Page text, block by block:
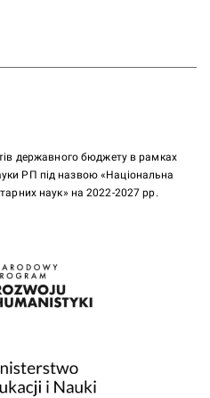
державного бюджету в рамках
РП під назвою «Національна
наук» на 2022-2027 рр.